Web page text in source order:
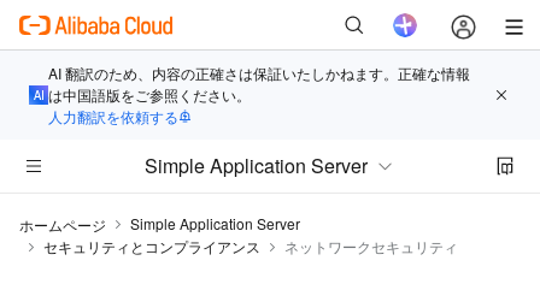
AI 翻訳のため、内容の正確さは保証いたしかねます。正確な情報
は中国語版をご参照ください。
人力翻訳を依頼する
Simple Application Server
ホームページ
Simple Application Server
セキュリティとコンプライアンス
ネットワークセキュリティ